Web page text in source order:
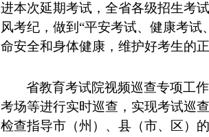
进本次延期考试，全省各级招生考
风考纪，做到“平安考试、健康考
命安全和身体健康，维护好考生的
省教育考试院视频巡查专项工
考场等进行实时巡查，实现考试巡
检查指导市（州）、县（市、区）